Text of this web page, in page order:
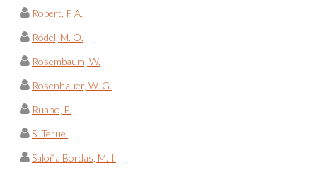
Robert, P. A.
Rödel, M. O.
Rosembaum, W.
Rosenhauer, W. G.
Ruano, F.
S. Teruel
Saloña Bordas, M. I.